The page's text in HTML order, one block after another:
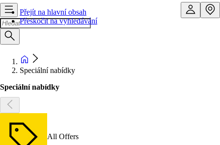
Přejít na hlavní obsah
Přeskočit na vyhledávání
Speciální nabídky
Speciální nabídky
All Offers